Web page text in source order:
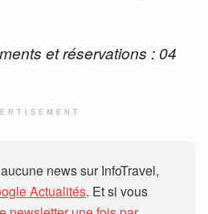
et réservations : 04
news sur InfoTravel,
Actualités. Et si vous